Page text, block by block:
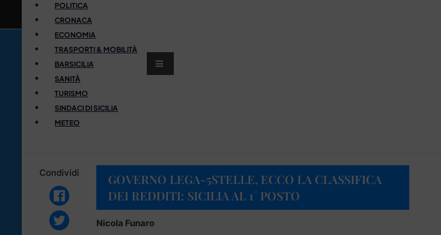
POLITICA
CRONACA
ECONOMIA
TRASPORTI & MOBILITÀ
BARSICILIA
SANITÀ
TURISMO
SINDACI DI SICILIA
METEO
Condividi
GOVERNO LEGA-5STELLE, ECCO LA CLASSIFICA
DEI REDDITI: SICILIA AL 1° POSTO
Nicola Funaro